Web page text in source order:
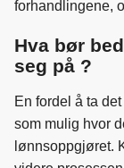
forhandlingene,
Hva bør
seg på ?
En fordel å ta
som mulig hvor
lønnsoppgjøret.